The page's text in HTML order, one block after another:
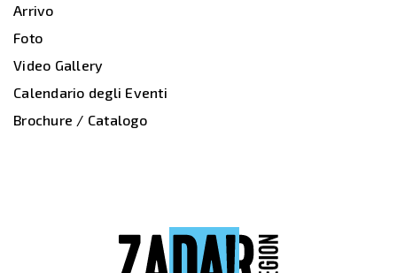
Arrivo
Foto
Video Gallery
Calendario degli Eventi
Brochure / Catalogo